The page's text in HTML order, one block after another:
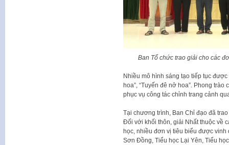
Ban Tổ chức trao giải cho các
Nhiều mô hình sáng tạo tiếp tục
hoa”, “Tuyến đê nở hoa”. Phong
phục vụ công tác chỉnh trang cảnh
Tại chương trình, Ban Chỉ đạo đã
Đối với khối thôn, giải Nhất thuộc về
học, nhiều đơn vị tiêu biểu được
Sơn Đồng, Tiểu học Lại Yên, Tiểu